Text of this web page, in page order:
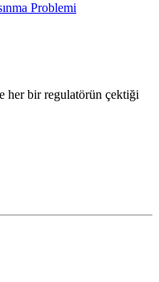
Problemi
her bir regulatörün çektiği